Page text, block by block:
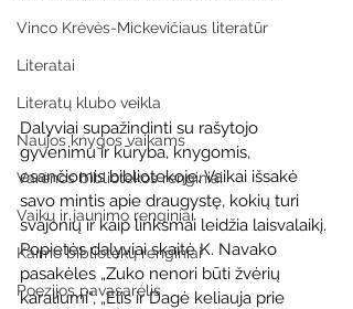
Vinco Krėvės-Mickevičiaus literatūr
Literatai
Literatų klubo veikla
Naujos knygos vaikams
Varėnos bibliotekos renginiai
Vaikų ir jaunimo renginiai
Kaimo bibliotekų renginiai
Poezijos pavasarėlis
Dalyviai supažindinti su rašytojo
gyvenimu ir kūryba, knygomis,
esančiomis bibliotekoje. Vaikai išsakė
savo mintis apie draugystę, kokių turi
svajonių ir kaip linksmai leidžia laisvalaikį.
Popietės dalyviai skaitė K. Navako
pasakėles „Zuko nenori būti žvėrių
karaliumi“, „Elis ir Dagė keliauja prie